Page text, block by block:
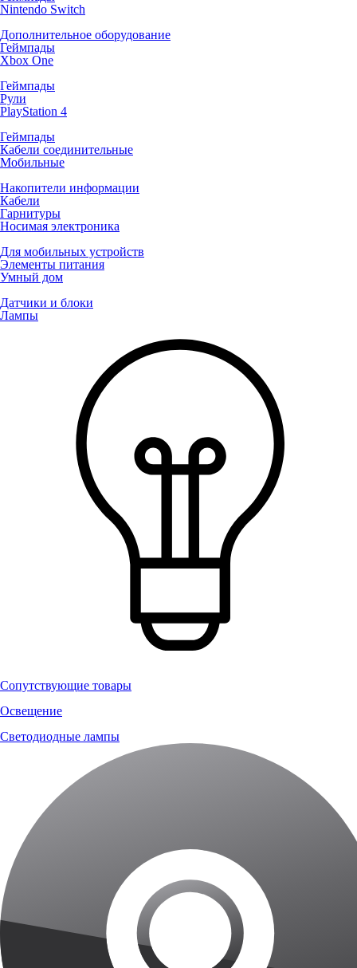
Nintendo Switch
Дополнительное оборудование
Геймпады
Xbox One
Геймпады
Рули
PlayStation 4
Геймпады
Кабели соединительные
Мобильные
Накопители информации
Кабели
Гарнитуры
Носимая электроника
Для мобильных устройств
Элементы питания
Умный дом
Датчики и блоки
Лампы
Сопутствующие товары
Освещение
Светодиодные лампы